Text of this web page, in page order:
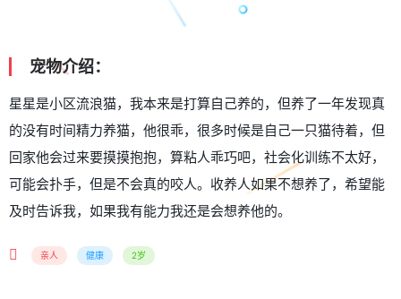
宠物介绍：
星星是小区流浪猫，我本来是打算自己养的，但养了一年发现真
的没有时间精力养猫，他很乖，很多时候是自己一只猫待着，但
回家他会过来要摸摸抱抱，算粘人乖巧吧，社会化训练不太好，
可能会扑手，但是不会真的咬人。收养人如果不想养了，希望能
及时告诉我，如果我有能力我还是会想养他的。
亲人 健康 2岁